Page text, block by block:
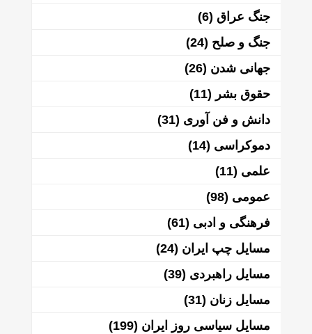
جنگ عراق (6)
جنگ و صلح (24)
جهانی شدن (26)
حقوق بشر (11)
دانش و فن آوری (31)
دموکراسی (14)
علمی (11)
عمومی (98)
فرهنگی و ادبی (61)
مسایل چپ ایران (24)
مسایل راهبردی (39)
مسایل زنان (31)
مسایل سیاسی روز ایران (199)